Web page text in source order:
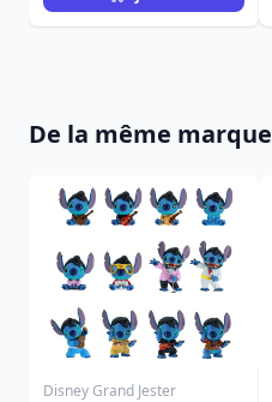
De la même marque
Disney Grand Jester